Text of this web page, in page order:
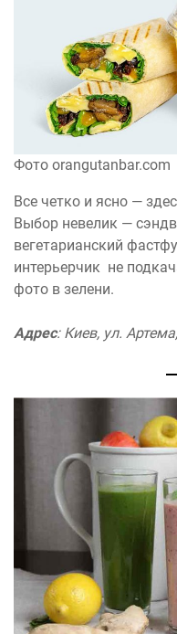
Фото orangutanbar.com
Все четко и ясно —
Выбор невелик —
вегетарианский
интерьерчик не
фото в зелени.
Адрес: Киев, ул.